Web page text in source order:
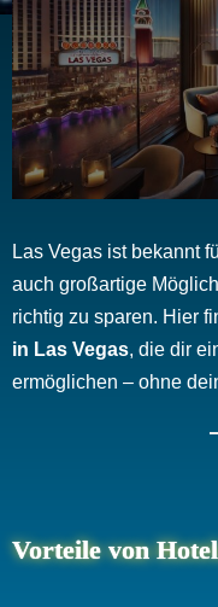
ON
Las Vegas ist bekannt
auch großartige
richtig zu sparen. Hier
in Las Vegas, die dir
ermöglichen – ohne
Vorteile von